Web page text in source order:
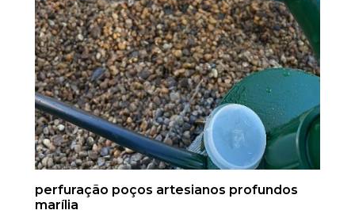
perfuração poços artesianos profundos
marília